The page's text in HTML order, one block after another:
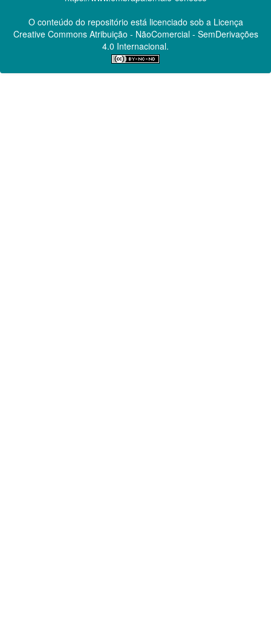
O conteúdo do repositório está licenciado sob a Licença
Creative CommonsAtribuição - NãoComercial - SemDerivações
4.0 Internacional.